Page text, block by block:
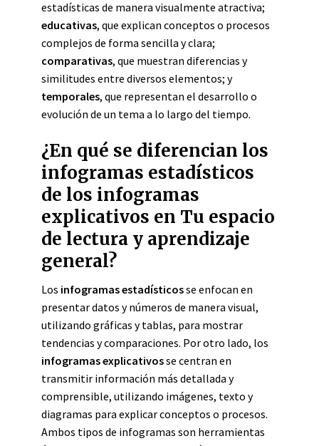
estadísticas de manera visualmente atractiva;
educativas, que explican conceptos o procesos
complejos de forma sencilla y clara;
comparativas, que muestran diferencias y
similitudes entre diversos elementos; y
temporales, que representan el desarrollo o
evolución de un tema a lo largo del tiempo.
¿En qué se diferencian los
infogramas estadísticos
de los infogramas
explicativos en Tu espacio
de lectura y aprendizaje
general?
Los infogramas estadísticosse enfocan en
presentar datos y números de manera visual,
utilizando gráficas y tablas, para mostrar
tendencias y comparaciones. Por otro lado, los
infogramas explicativosse centran en
transmitir información más detallada y
comprensible, utilizando imágenes, texto y
diagramas para explicar conceptos o procesos.
Ambos tipos de infogramas son herramientas